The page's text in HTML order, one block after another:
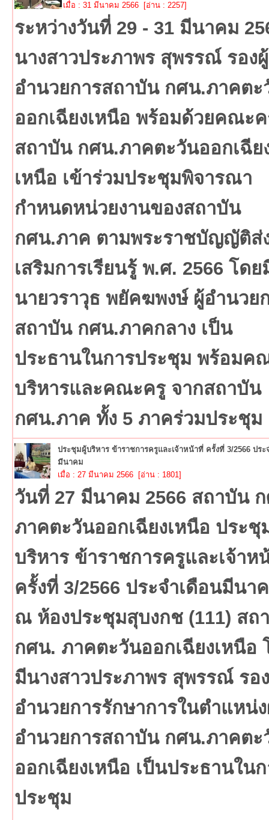
เมื่อ : 31 มีนาคม 2566 [อ่าน : 2257]
ระหว่างวันที่ 29 - 31 มีนาคม
นางสาวประภาพร สุพรรณ์ รองผู้
อำนวยการสถาบัน กศน.ภาคตะ
ออกเฉียงเหนือ พร้อมด้วยคณะ
สถาบัน กศน.ภาคตะวันออกเฉีย
เหนือ เข้าร่วมประชุมพิจารณา
กำหนดหน่วยงานของสถาบัน
กศน.ภาค ตามพระราชบัญญัติส่
เสริมการเรียนรู้ พ.ศ. 2566 โดย
นายวราวุธ พยัคฆพงษ์ ผู้อำนวย
สถาบัน กศน.ภาคกลาง เป็น
ประธานในการประชุม พร้อมค
บริหารและคณะครู จากสถาบัน
กศน.ภาค ทั้ง 5 ภาคร่วมประชุม
ประชุมผู้บริหาร ข้าราชการครูและเจ้าหน้าที่ ครั้งที่ 3/2566 ประ
มีนาคม
เมื่อ : 27 มีนาคม 2566 [อ่าน : 1801]
วันที่ 27 มีนาคม 2566 สถาบัน
ภาคตะวันออกเฉียงเหนือ ประชุ
บริหาร ข้าราชการครูและเจ้าห
ครั้งที่ 3/2566 ประจำเดือนมีนา
ณ ห้องประชุมสุบงกช (111) สถ
กศน. ภาคตะวันออกเฉียงเหนือ
มีนางสาวประภาพร สุพรรณ์ รอ
อำนวยการรักษาการในตำแหน่
อำนวยการสถาบัน กศน.ภาคตะ
ออกเฉียงเหนือ เป็นประธานใน
ประชุม